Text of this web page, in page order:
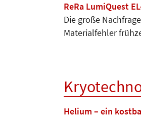
ReRa LumiQuest
Die große
Materialfehler
Helium – ein